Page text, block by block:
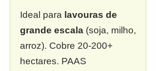
Ideal para lavouras de
grande escala (soja, milho,
arroz). Cobre 20-200+
hectares. PAAS